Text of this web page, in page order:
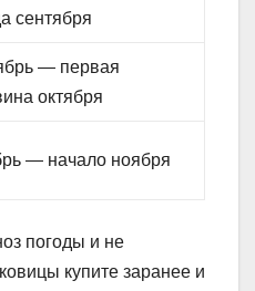
сентября
— первая
октября
— начало ноября
погоды и не
купите заранее и